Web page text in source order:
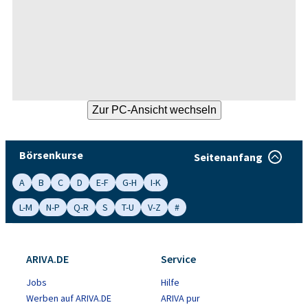
Börsenkurse Seitenanfang
A B C D E-F G-H
I-K
L-M
N-P Q-R S T-U V-Z #
ARIVA.DE
Jobs
Werben auf ARIVA.DE
Service
Hilfe
ARIVA pur